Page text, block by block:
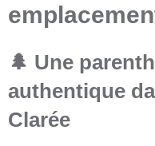
🌲 Une
authentique
Clarée